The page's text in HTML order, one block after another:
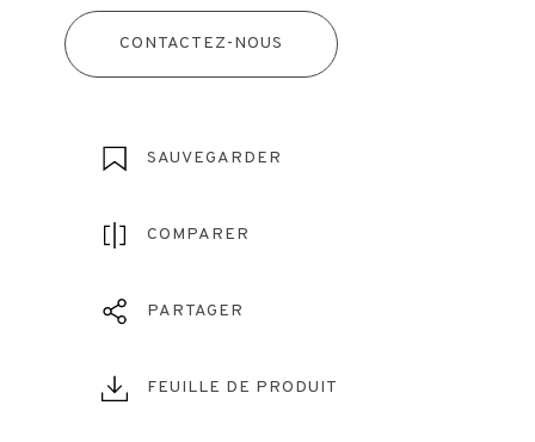
CONTACTEZ-NOUS
SAUVEGARDER
COMPARER
PARTAGER
FEUILLE DE PRODUIT